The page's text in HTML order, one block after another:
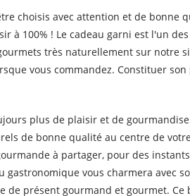
choisis avec attention et de bonne
à 100% ! Le cadeau garni est l'un
très naturellement sur notre
vous commandez. Constituer
plus de plaisir et de
de bonne qualité au centre de
à partager, pour des
vous charmera avec
présent gourmand et gourmet. Ce